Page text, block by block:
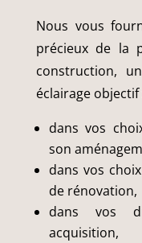
Nous vous
précieux de la
construction,
éclairage objectif
dans vos
son
dans vos
de rénovation,
dans vos
acquisition,